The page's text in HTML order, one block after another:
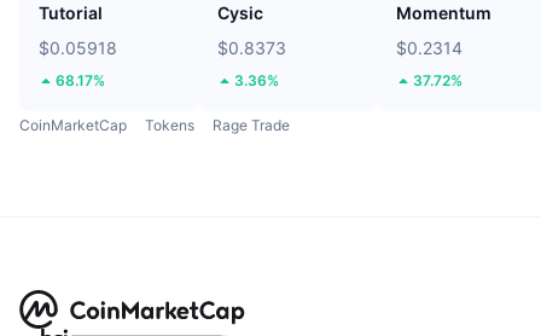
Tutorial
$0.05918
68.17%
Cysic
$0.8373
3.36%
Momentum
$0.2314
37.72%
CoinMarketCap Tokens Rage Trade